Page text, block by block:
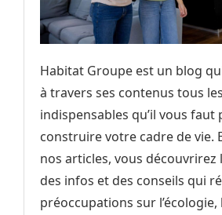
Habitat Groupe est un blog
à travers ses contenus tous les
indispensables qu’il vous faut
construire votre cadre de vie.
nos articles, vous découvrirez
des infos et des conseils qui
préoccupations sur l’écologie,